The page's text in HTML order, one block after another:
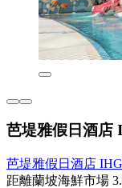
芭堤雅假日酒店
芭堤雅假日酒店
距離蘭坡海鮮市場